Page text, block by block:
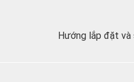
Hướng lắp đặt và